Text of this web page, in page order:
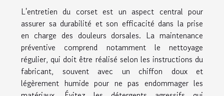
L'entretien du corset est un aspect central pour
assurer sa durabilité et son efficacité dans la prise
en charge des douleurs dorsales. La maintenance
préventive comprend notamment le nettoyage
régulier, qui doit être réalisé selon les instructions du
fabricant, souvent avec un chiffon doux et
légèrement humide pour ne pas endommager les